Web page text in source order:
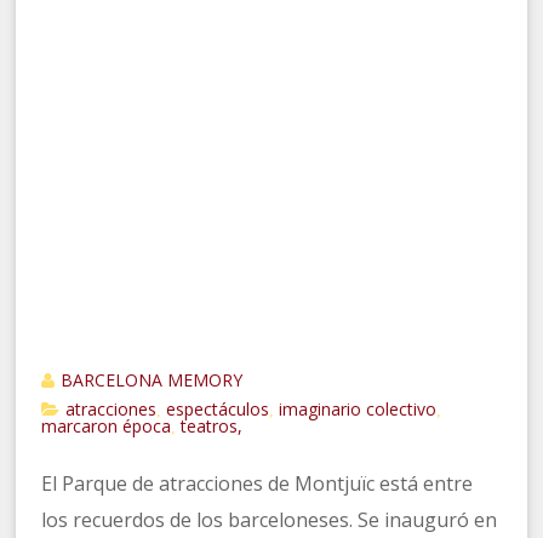
BARCELONA MEMORY
atracciones
,espectáculos ,imaginario colectivo
marcaron época ,teatros,
El Parque de atracciones de Montjuïc está entre
los recuerdos de los barceloneses. Se inauguró en